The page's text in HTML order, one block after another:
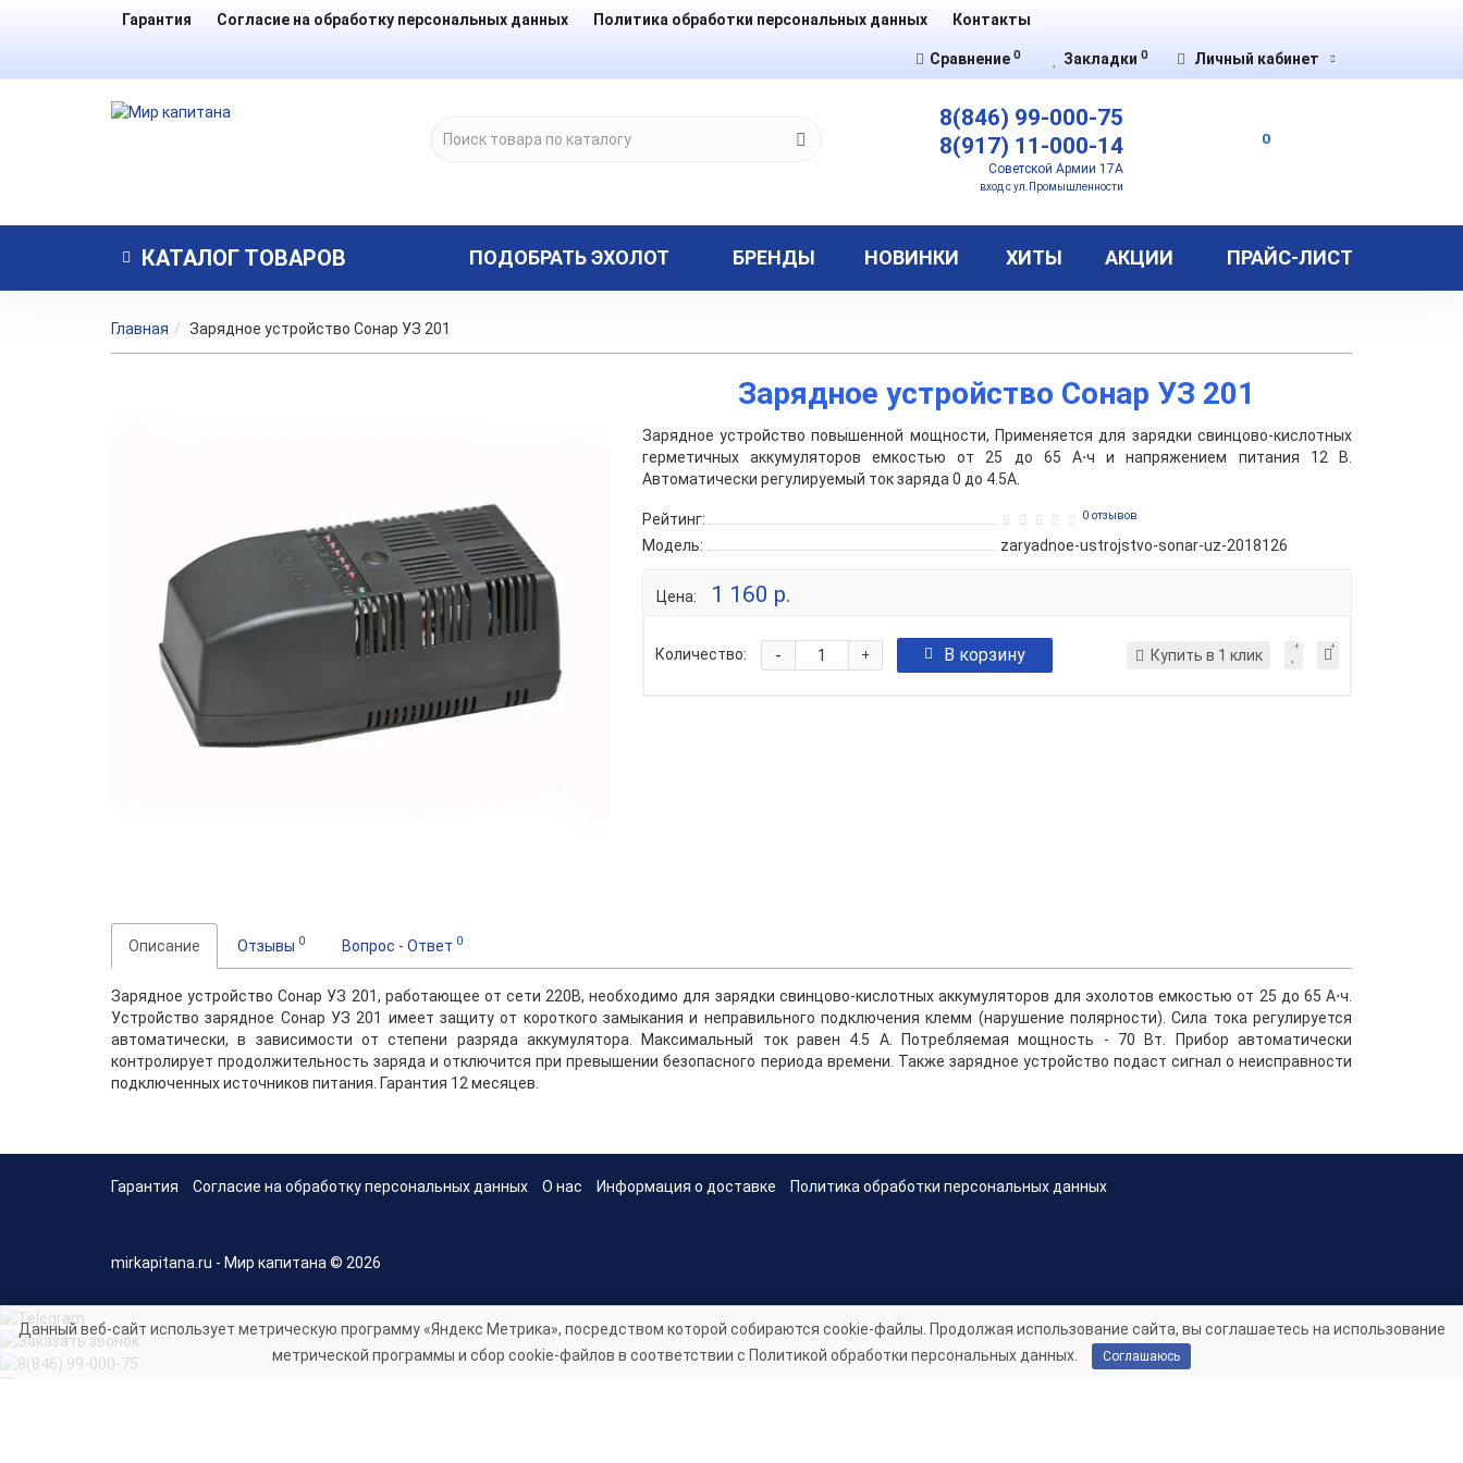
Гарантия Согласие на обработку персональных данных Политика обработки персональных данных Контакты
Сравнение 0 Закладки 0 Личный кабинет
8(846) 99-000-75
8(917) 11-000-14
Советской Армии 17А
вход с ул.Промышленности
0
КАТАЛОГ ТОВАРОВ ПОДОБРАТЬ ЭХОЛОТ БРЕНДЫ НОВИНКИ ХИТЫ АКЦИИ ПРАЙС-ЛИСТ
Главная Зарядное устройство Сонар УЗ 201
Зарядное устройство Сонар УЗ 201
Зарядное устройство повышенной мощности, Применяется для зарядки свинцово-кислотных
герметичных аккумуляторов емкостью от 25 до 65 А⋅ч и напряжением питания 12 В.
Автоматически регулируемый ток заряда 0 до 4.5А.
Рейтинг: 0 отзывов
Модель: zaryadnoe-ustrojstvo-sonar-uz-2018126
Цена: 1 160 р.
Количество: +
- В корзину Купить в 1 клик
Описание Отзывы 0 Вопрос - Ответ 0
Зарядное устройство Сонар УЗ 201, работающее от сети 220В, необходимо для зарядки свинцово-кислотных аккумуляторов для эхолотов емкостью от 25 до 65 А⋅ч.
Устройство зарядное Сонар УЗ 201 имеет защиту от короткого замыкания и неправильного подключения клемм (нарушение полярности). Сила тока регулируется
автоматически, в зависимости от степени разряда аккумулятора. Максимальный ток равен 4.5 А. Потребляемая мощность - 70 Вт. Прибор автоматически
контролирует продолжительность заряда и отключится при превышении безопасного периода времени. Также зарядное устройство подаст сигнал о неисправности
подключенных источников питания. Гарантия 12 месяцев.
Гарантия Согласие на обработку персональных данных О нас Информация о доставке Политика обработки персональных данных
mirkapitana.ru - Мир капитана © 2026
Данный веб-сайт использует метрическую программу «Яндекс Метрика», посредством которой собираются cookie-файлы. Продолжая использование сайта, вы соглашаетесь на использование
метрической программы и сбор cookie-файлов в соответствии с Политикой обработки персональных данных.
Соглашаюсь